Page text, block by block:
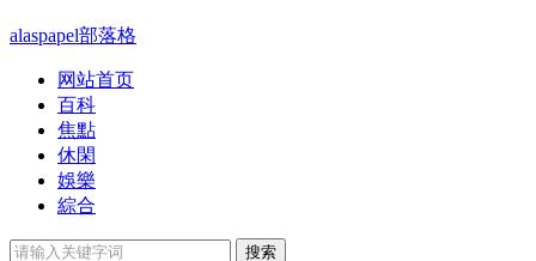
alaspapel部落格
网站首页
百科
焦點
休閑
娛樂
綜合